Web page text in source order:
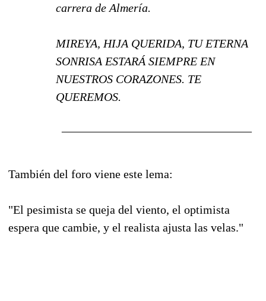
carrera de Almería.
MIREYA, HIJA QUERIDA, TU ETERNA
SONRISA ESTARÁ SIEMPRE EN
NUESTROS CORAZONES. TE
QUEREMOS.
También del foro viene este lema:
"El pesimista se queja del viento, el optimista
espera que cambie, y el realista ajusta las velas."